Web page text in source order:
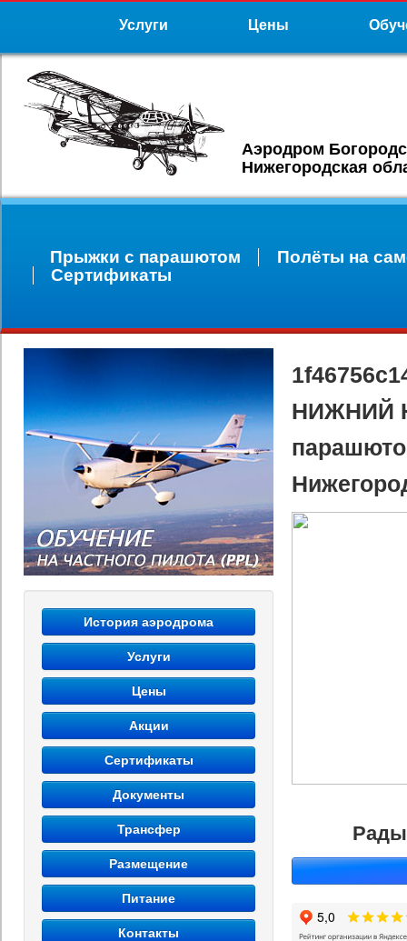
Услуги Цены
Аэродром
Нижегородская
Прыжки с парашютом
Полёты на
Сертификаты
НИЖНИЙ
Рады
История аэродрома
Услуги
Цены
Акции
Сертификаты
Документы
Трансфер
Размещение
Питание
Контакты